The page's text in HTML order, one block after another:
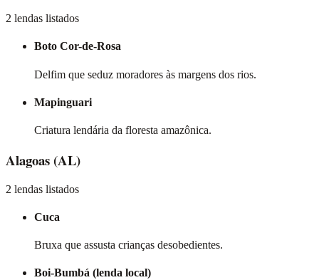
2 lendas listados
Boto Cor-de-Rosa
Delfim que seduz moradores às margens dos rios.
Mapinguari
Criatura lendária da floresta amazônica.
Alagoas (AL)
2 lendas listados
Cuca
Bruxa que assusta crianças desobedientes.
Boi-Bumbá (lenda local)